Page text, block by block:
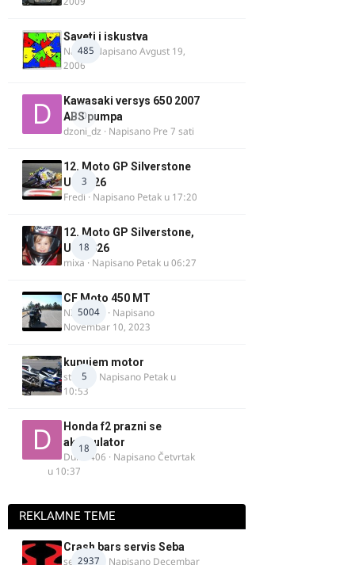
485
Saveti i iskustva
Najzli· NapisanoAvgust 19,
2006
0
Kawasaki versys 650 2007
ABS pumpa
dzoni_dz · Napisano Pre 7 sati
3
12. Moto GP Silverstone
UK 2026
Fredi · Napisano Petak u 17:20
18
12. Moto GP Silverstone,
UK, 2026
mixa · Napisano Petak u 06:27
5004
CF Moto 450 MT
NIKOLA 1
· Napisano
Novembar 10, 2023
5
kupujem motor
strugo · Napisano Petak u
10:53
18
Honda f2 prazni se
akomulator
Dule1406 · NapisanoČetvrtak
u 10:37
REKLAMNE TEME
2937
Crash bars servis Seba
seba011 · Napisano Decembar